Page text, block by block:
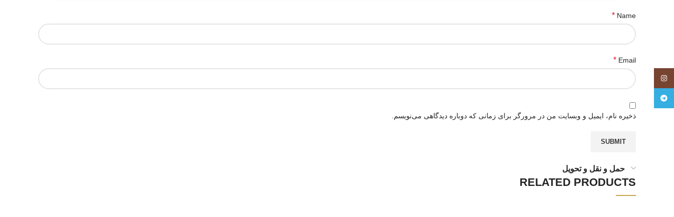
Name
*
Email
*
ذخیره نام، ایمیل و وبسایت من در مرورگر برای زمانی که دوباره دیدگاهی می‌نویسم.
حمل و نقل و تحویل
RELATED PRODUCTS
اینستاگرام